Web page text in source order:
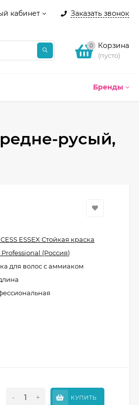
кабинет Заказать звонок
0 Корзина
(пусто)
Бренды
русый,
ESSEX Стойкая краска
Professional (Россия)
для волос с аммиаком
- + КУПИТЬ